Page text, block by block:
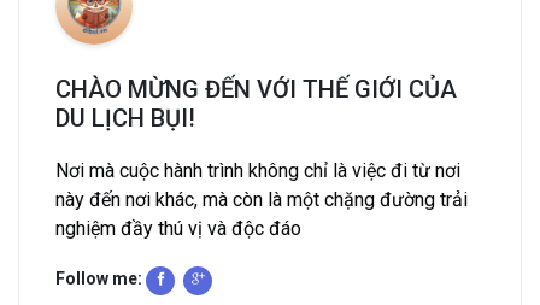
CHÀO MỪNG ĐẾN VỚI THẾ GIỚI CỦA
DU LỊCH BỤI!
Nơi mà cuộc hành trình không chỉ là việc đi từ nơi
này đến nơi khác, mà còn là một chặng đường trải
nghiệm đầy thú vị và độc đáo
Follow me: